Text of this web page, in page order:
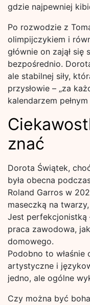
gdzie najpewniej
Po rozwodzie z
olimpijczykiem i
głównie on zajął
bezpośrednio.
ale stabilnej siły,
przysłowie – „za
kalendarzem
znać
Dorota Świątek,
była obecna
Roland Garros w
maseczką na
Jest perfekcjonistką
praca zawodowa,
domowego.
Podobno to właśnie
artystyczne i
jedno, ale ogólne
Czy można być